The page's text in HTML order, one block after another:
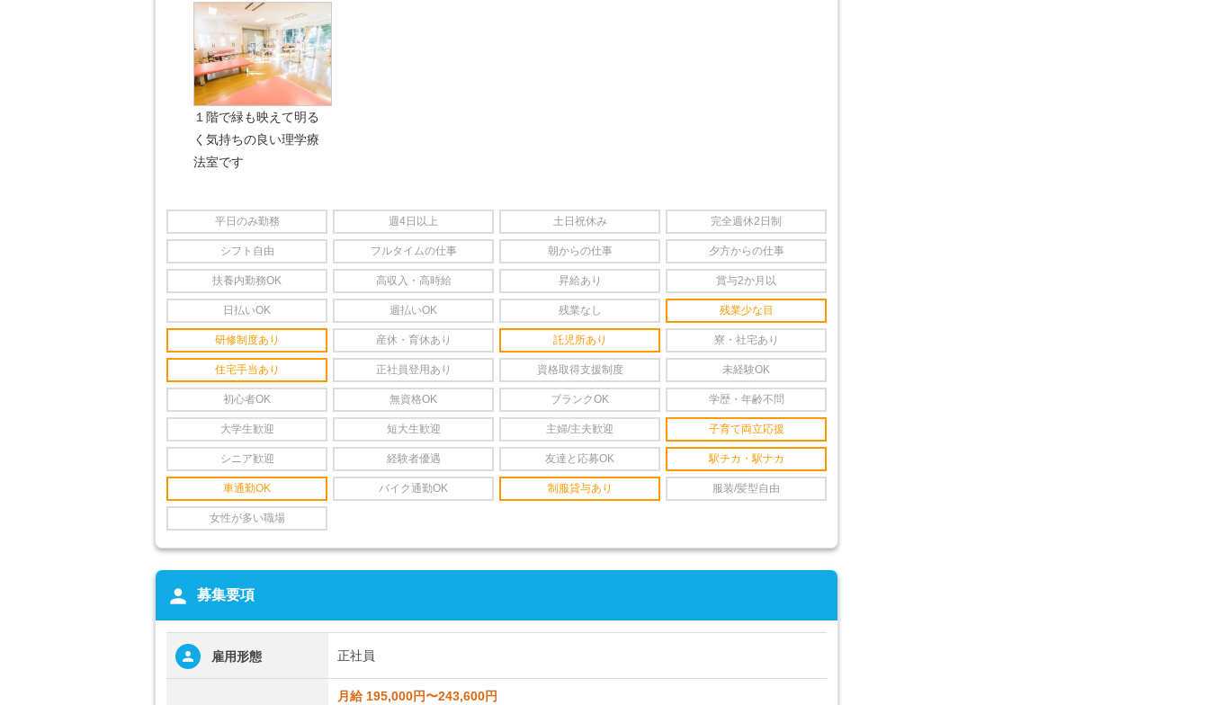
１階で緑も映えて明る
く気持ちの良い理学療
法室です
平日のみ勤務 週4日以上 土日祝休み 完全週休2日制
シフト自由 フルタイムの仕事 朝からの仕事 夕方からの仕事
扶養内勤務OK 高収入・高時給 昇給あり 賞与2か月以
日払いOK 週払いOK 残業なし 残業少な目
研修制度あり 産休・育休あり 託児所あり 寮・社宅あり
住宅手当あり 正社員登用あり 資格取得支援制度 未経験OK
初心者OK 無資格OK ブランクOK 学歴・年齢不問
大学生歓迎 短大生歓迎 主婦/主夫歓迎 子育て両立応援
シニア歓迎 経験者優遇 友達と応募OK 駅チカ・駅ナカ
車通勤OK バイク通勤OK 制服貸与あり 服装/髪型自由
女性が多い職場
person 募集要項
雇用形態 正社員
月給 195,000円〜243,600円